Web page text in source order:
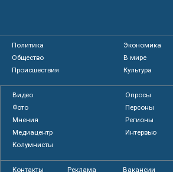
Политика
Экономика
Общество
В мире
Происшествия
Культура
Видео
Опросы
Фото
Персоны
Мнения
Регионы
Медиацентр
Интервью
Колумнисты
Контакты Реклама Вакансии